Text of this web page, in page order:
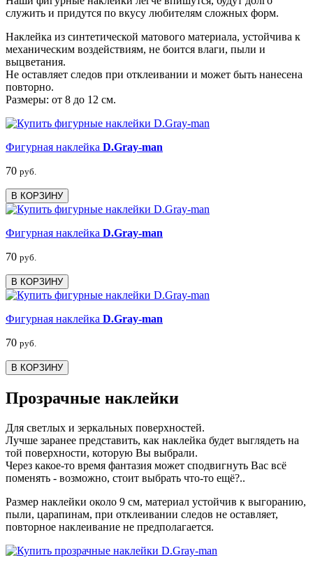
служить и придутся по вкусу любителям сложных форм.
Наклейка из синтетической матового материала, устойчива к
механическим воздействиям, не боится влаги, пыли и
выцветания.
Не оставляет следов при отклеивании и может быть нанесена
повторно.
Размеры: от 8 до 12 см.
Фигурная наклейка D.Gray-man
70 руб.
В КОРЗИНУ
Фигурная наклейка D.Gray-man
70 руб.
В КОРЗИНУ
Фигурная наклейка D.Gray-man
70 руб.
В КОРЗИНУ
Прозрачные наклейки
Для светлых и зеркальных поверхностей.
Лучше заранее представить, как наклейка будет выглядеть на
той поверхности, которую Вы выбрали.
Через какое-то время фантазия может сподвигнуть Вас всё
поменять - возможно, стоит выбрать что-то ещё?..
Размер наклейки около 9 см, материал устойчив к выгоранию,
пыли, царапинам, при отклеивании следов не оставляет,
повторное наклеивание не предполагается.